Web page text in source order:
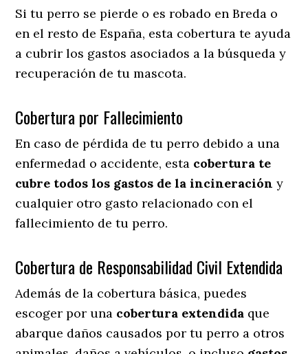
Si tu perro se pierde o es robado en Breda o
en el resto de España, esta cobertura te ayuda
a cubrir los gastos asociados a la búsqueda y
recuperación de tu mascota.
Cobertura por Fallecimiento
En caso de pérdida de tu perro debido a una
enfermedad o accidente, esta cobertura te
cubre todos los gastos de la incineración y
cualquier otro gasto relacionado con el
fallecimiento de tu perro.
Cobertura de Responsabilidad Civil Extendida
Además de la cobertura básica, puedes
escoger por una cobertura extendida que
abarque daños causados por tu perro a otros